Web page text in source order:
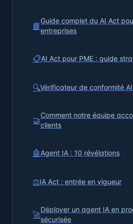
📘
Guide complet du AI Act
entreprises
📋AI Act pour PME : guide
🔍Vérificateur de conformité
🤝
Comment notre équipe
clients
🤖 Agent IA : 10 révélations
⚖️IA Act : entrée en vigueur
🚀
Déployer un agent IA en
sécurisée